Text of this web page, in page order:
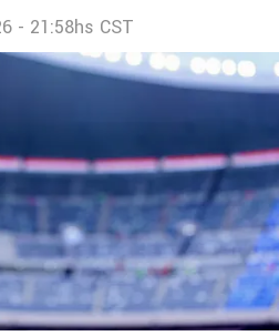
- 21:58hs CST